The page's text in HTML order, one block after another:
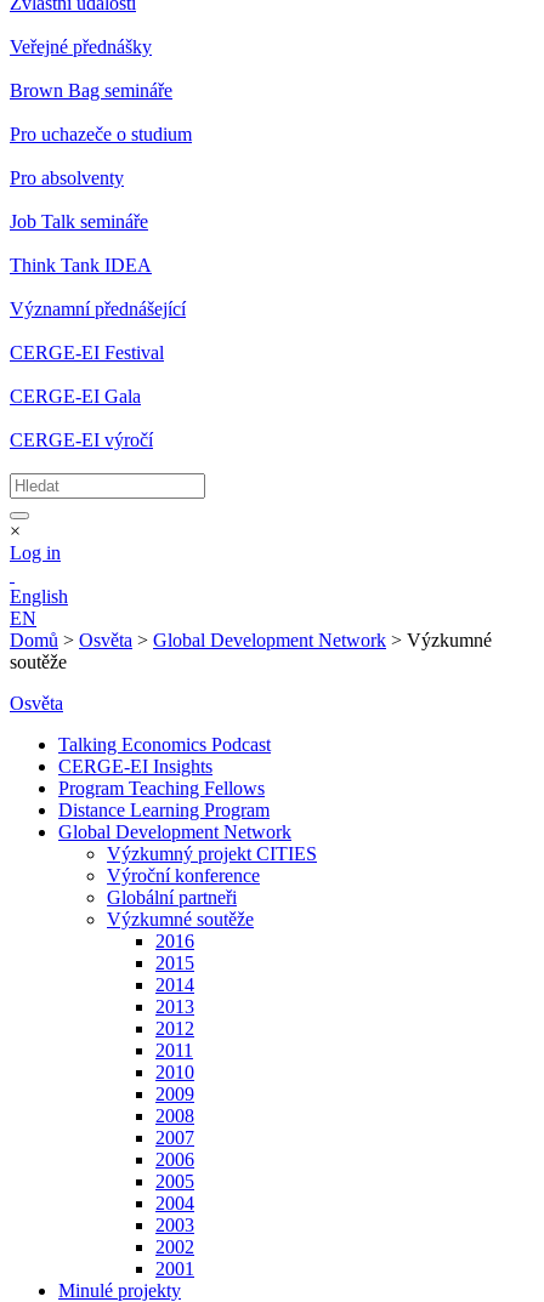
Veřejné přednášky
Brown Bag semináře
Pro uchazeče o studium
Pro absolventy
Job Talk semináře
Think Tank IDEA
Významní přednášející
CERGE-EI Festival
CERGE-EI Gala
CERGE-EI výročí
×
Log in
English
EN
Domů > Osvěta > Global Development Network > Výzkumné
soutěže
Osvěta
Talking Economics Podcast
CERGE-EI Insights
Program Teaching Fellows
Distance Learning Program
Global Development Network
Výzkumný projekt CITIES
Výroční konference
Globální partneři
Výzkumné soutěže
2016
2015
2014
2013
2012
2011
2010
2009
2008
2007
2006
2005
2004
2003
2002
2001
Minulé projekty